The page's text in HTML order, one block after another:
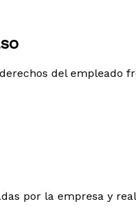
del
por la empresa y